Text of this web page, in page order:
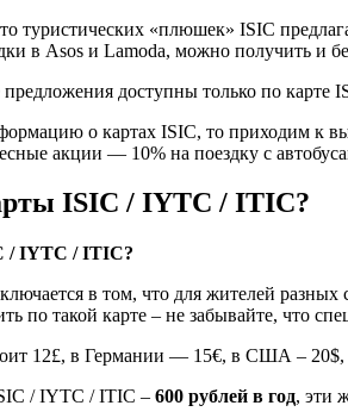
туристических «плюшек» ISIC
в Asos и Lamoda, можно получить и
доступны только по карте
о картах ISIC, то приходим к
акции — 10% на поездку с
ISIC / IYTC / ITIC?
/IYTC /ITIC?
в том, что для жителей
по такой карте – не забывайте, что
12£, в Германии — 15€, в США – 20$,
/ IYTC / ITIC – 600 рублей в год, эти